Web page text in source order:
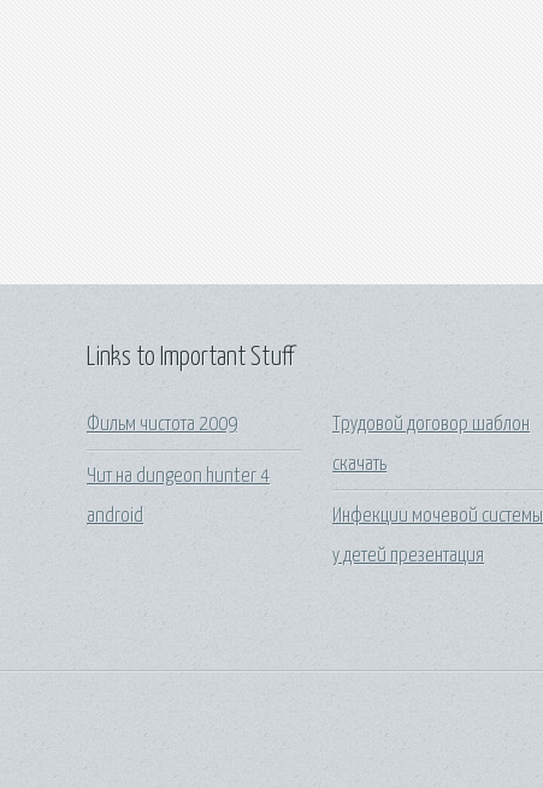
Links to Important Stuff
Фильм чистота 2009
Чит на dungeon hunter 4
android
Трудовой договор шаблон
скачать
Инфекции мочевой системы
у детей презентация